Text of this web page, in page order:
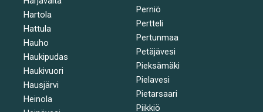
Hartola
Hattula
Hauho
Haukipudas
Haukivuori
Hausjärvi
Heinola
Perniö
Pertteli
Pertunmaa
Petäjävesi
Pieksämäki
Pielavesi
Pietarsaari
Piikkiö